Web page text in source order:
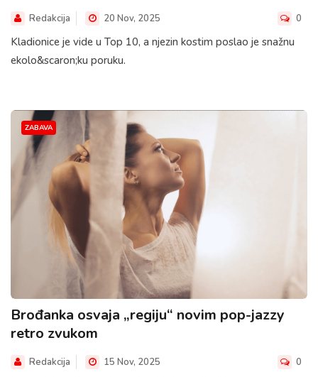
Redakcija 20 Nov, 2025 0
Kladionice je vide u Top 10, a njezin kostim poslao je snažnu
ekolo&scaron;ku poruku.
ZABAVA
Brođanka osvaja „regiju“ novim pop-jazzy
retro zvukom
Redakcija 15 Nov, 2025 0